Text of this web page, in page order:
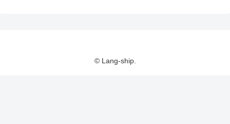
© Lang-ship.